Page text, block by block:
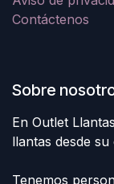
Contáctenos
Sobre
En Outlet
llantas desde
Tenemos